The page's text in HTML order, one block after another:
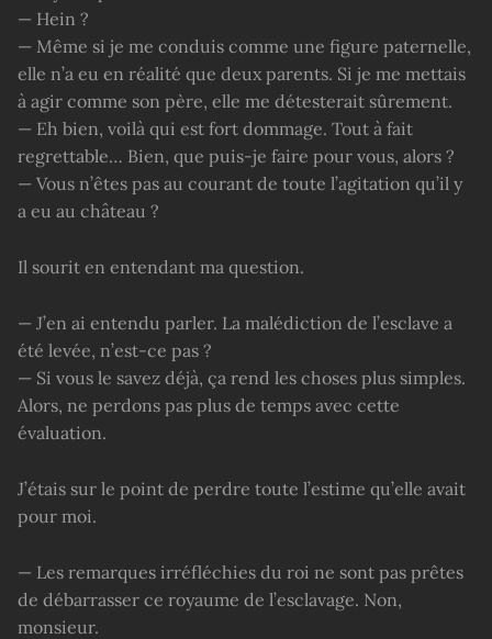
— Hein ?
— Même si je me conduis comme une figure paternelle,
elle n’a eu en réalité que deux parents. Si je me mettais
à agir comme son père, elle me détesterait sûrement.
— Eh bien, voilà qui est fort dommage. Tout à fait
regrettable… Bien, que puis-je faire pour vous, alors ?
— Vous n’êtes pas au courant de toute l’agitation qu’il y
a eu au château ?
Il sourit en entendant ma question.
— J’en ai entendu parler. La malédiction de l’esclave a
été levée, n’est-ce pas ?
— Si vous le savez déjà, ça rend les choses plus simples.
Alors, ne perdons pas plus de temps avec cette
évaluation.
J’étais sur le point de perdre toute l’estime qu’elle avait
pour moi.
— Les remarques irréfléchies du roi ne sont pas prêtes
de débarrasser ce royaume de l’esclavage. Non,
monsieur.